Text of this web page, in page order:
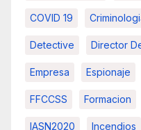
COVID 19
Detective Director
Empresa Espionaje
FFCCSS Formacion
IASN2020 Incendios